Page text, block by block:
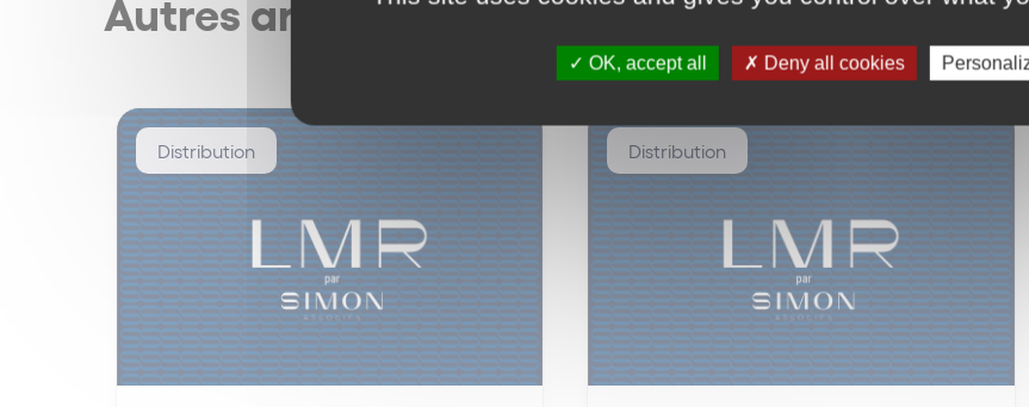
Autres articles
Distribution Distribution
OK, accept all Deny all cookies